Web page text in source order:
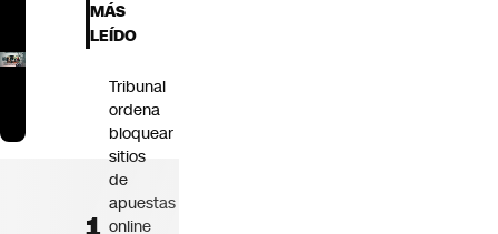
MÁS
LEÍDO
Tribunal
ordena
bloquear
sitios
de
apuestas
online